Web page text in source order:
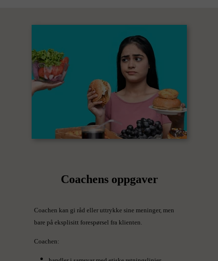
Coachens oppgaver
Coachen kan gi råd eller uttrykke sine meninger, men
bare på eksplisitt forespørsel fra klienten.
Coachen: